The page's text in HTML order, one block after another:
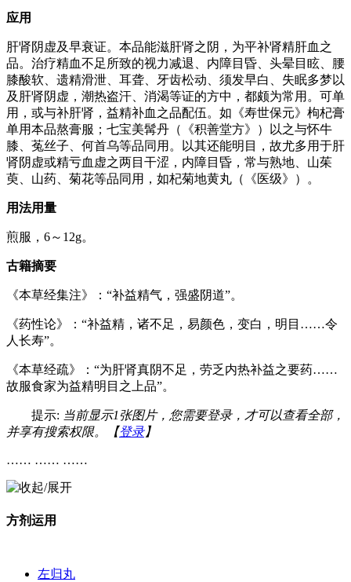
应用
肝肾阴虚及早衰证。本品能滋肝肾之阴，为平补肾精肝血之
品。治疗精血不足所致的视力减退、内障目昏、头晕目眩、腰
膝酸软、遗精滑泄、耳聋、牙齿松动、须发早白、失眠多梦以
及肝肾阴虚，潮热盗汗、消渴等证的方中，都颇为常用。可单
用，或与补肝肾，益精补血之品配伍。如《寿世保元》枸杞膏
单用本品熬膏服；七宝美髯丹（《积善堂方》）以之与怀牛
膝、菟丝子、何首乌等品同用。以其还能明目，故尤多用于肝
肾阴虚或精亏血虚之两目干涩，内障目昏，常与熟地、山茱
萸、山药、菊花等品同用，如杞菊地黄丸（《医级》）。
用法用量
煎服，6～12g。
古籍摘要
《本草经集注》：“补益精气，强盛阴道”。
《药性论》：“补益精，诸不足，易颜色，变白，明目……令
人长寿”。
《本草经疏》：“为肝肾真阴不足，劳乏内热补益之要药……
故服食家为益精明目之上品”。
提示: 当前显示1张图片，您需要登录，才可以查看全部，
并享有搜索权限。【登录】
…… …… ……
方剂运用
左归丸